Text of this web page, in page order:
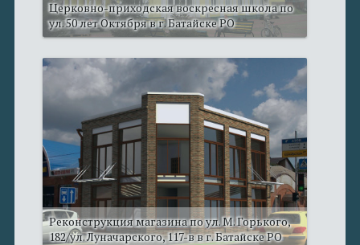
Церковно-приходская воскресная школа по
ул. 50 лет Октября в г. Батайске РО
Реконструкция магазина по ул. М. Горького,
182/ул. Луначарского, 117-в в г. Батайске РО